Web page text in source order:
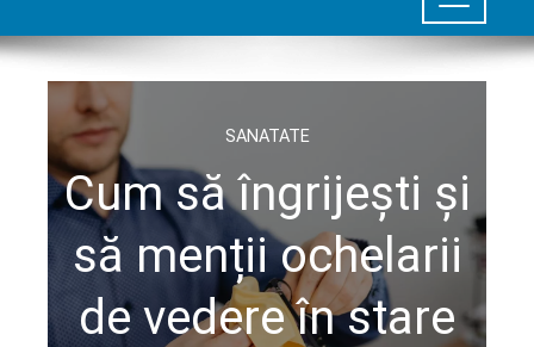
SANATATE
Cum să îngrijești și
să menții ochelarii
de vedere în stare